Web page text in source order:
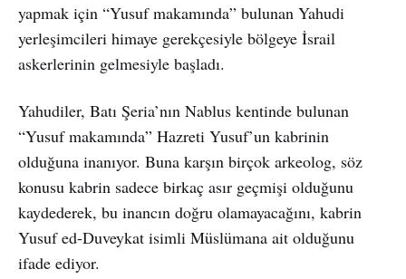
yapmak için “Yusuf makamında” bulunan Yahudi
yerleşimcileri himaye gerekçesiyle bölgeye İsrail
askerlerinin gelmesiyle başladı.
Yahudiler, Batı Şeria’nın Nablus kentinde bulunan
“Yusuf makamında” Hazreti Yusuf’un kabrinin
olduğuna inanıyor. Buna karşın birçok arkeolog, söz
konusu kabrin sadece birkaç asır geçmişi olduğunu
kaydederek, bu inancın doğru olamayacağını, kabrin
Yusuf ed-Duveykat isimli Müslümana ait olduğunu
ifade ediyor.